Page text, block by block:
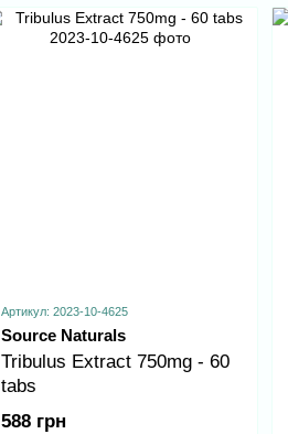
Артикул: 2023-10-4625
Source Naturals
Tribulus Extract 750mg - 60
tabs
588 грн